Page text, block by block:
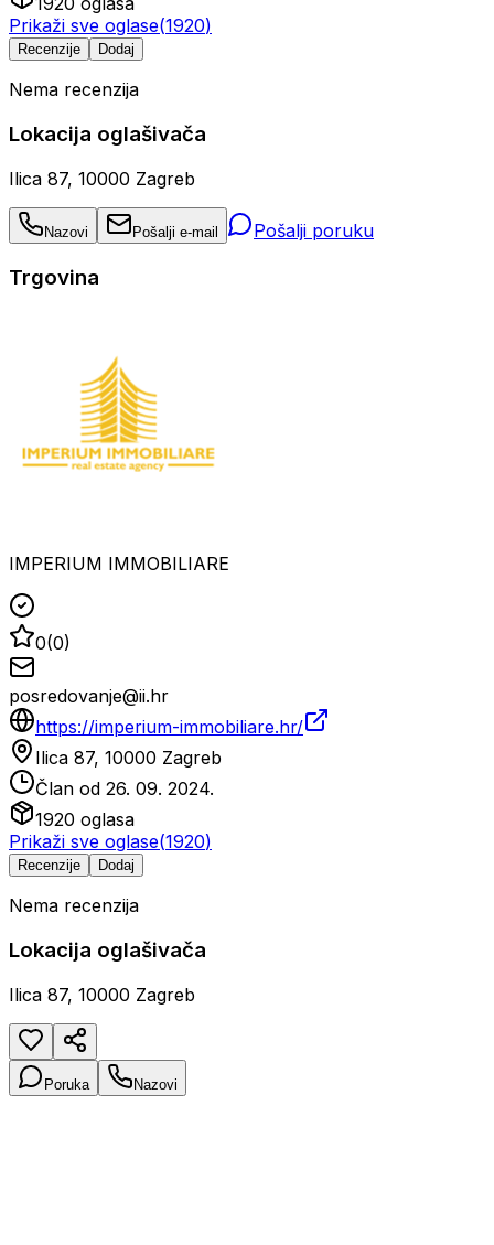
Prikaži sve oglase(1920)
Recenzije Dodaj
Nema recenzija
Lokacija oglašivača
Ilica 87, 10000 Zagreb
Nazovi Pošalji e-mail Pošalji poruku
Trgovina
IMPERIUM IMMOBILIARE
0(0)
posredovanje@ii.hr
https://imperium-immobiliare.hr/
Ilica 87, 10000 Zagreb
Član od 26. 09. 2024.
1920 oglasa
Prikaži sve oglase(1920)
Recenzije Dodaj
Nema recenzija
Lokacija oglašivača
Ilica 87, 10000 Zagreb
Poruka Nazovi